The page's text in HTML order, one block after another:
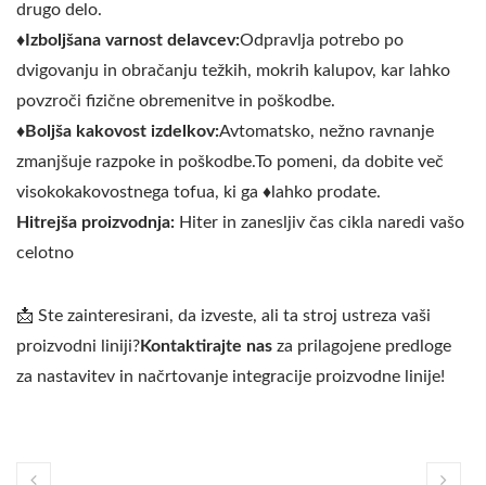
drugo delo.
♦ Izboljšana varnost delavcev:Odpravlja potrebo po
dvigovanju in obračanju težkih, mokrih kalupov, kar lahko
povzroči fizične obremenitve in poškodbe.
♦Boljša kakovost izdelkov:Avtomatsko, nežno ravnanje
zmanjšuje razpoke in poškodbe.To pomeni, da dobite več
visokokakovostnega tofua, ki ga ♦ lahko prodate.
Hitrejša proizvodnja: Hiter in zanesljiv čas cikla naredi vašo
celotno
📩 Ste zainteresirani, da izveste, ali ta stroj ustreza vaši
proizvodni liniji?Kontaktirajte nas za prilagojene predloge
za nastavitev in načrtovanje integracije proizvodne linije!